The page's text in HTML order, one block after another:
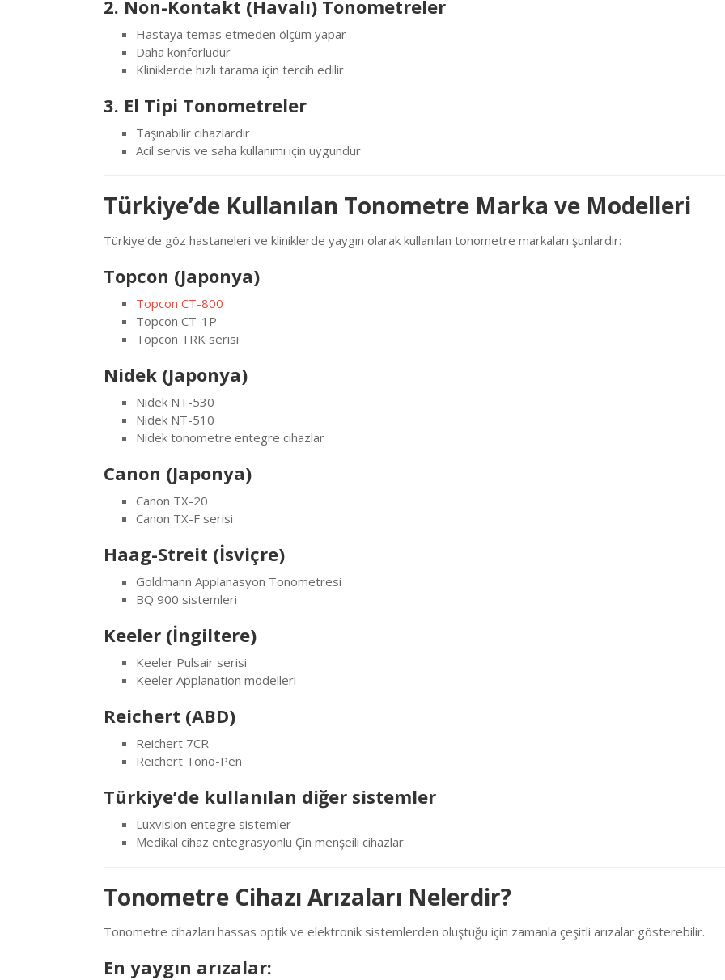
2. Non-Kontakt (Havalı) Tonometreler
Hastaya temas etmeden ölçüm yapar
Daha konforludur
Kliniklerde hızlı tarama için tercih edilir
3. El Tipi Tonometreler
Taşınabilir cihazlardır
Acil servis ve saha kullanımı için uygundur
Türkiye’de Kullanılan Tonometre Marka ve Modelleri
Türkiye’de göz hastaneleri ve kliniklerde yaygın olarak kullanılan tonometre markaları şunlardır:
Topcon (Japonya)
Topcon CT-800
Topcon CT-1P
Topcon TRK serisi
Nidek (Japonya)
Nidek NT-530
Nidek NT-510
Nidek tonometre entegre cihazlar
Canon (Japonya)
Canon TX-20
Canon TX-F serisi
Haag-Streit (İsviçre)
Goldmann Applanasyon Tonometresi
BQ 900 sistemleri
Keeler (İngiltere)
Keeler Pulsair serisi
Keeler Applanation modelleri
Reichert (ABD)
Reichert 7CR
Reichert Tono-Pen
Türkiye’de kullanılan diğer sistemler
Luxvision entegre sistemler
Medikal cihaz entegrasyonlu Çin menşeili cihazlar
Tonometre Cihazı Arızaları Nelerdir?
Tonometre cihazları hassas optik ve elektronik sistemlerden oluştuğu için zamanla çeşitli arızalar gösterebilir.
En yaygın arızalar: